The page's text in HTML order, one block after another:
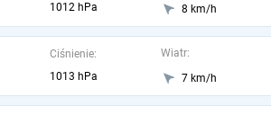
1012 hPa
8 km/h
Ciśnienie:
1013 hPa
Wiatr:
7 km/h